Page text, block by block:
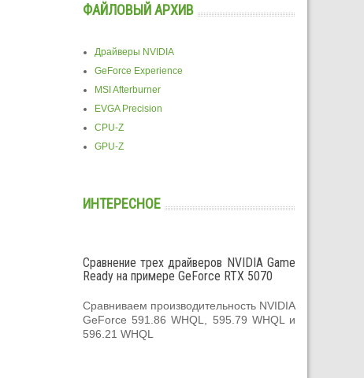
ФАЙЛОВЫЙ АРХИВ
Драйверы NVIDIA
GeForce Experience
MSI Afterburner
EVGA Precision
CPU-Z
GPU-Z
ИНТЕРЕСНОЕ
Сравнение трех драйверов NVIDIA Game
Ready на примере GeForce RTX 5070
Сравниваем производительность NVIDIA
GeForce 591.86 WHQL, 595.79 WHQL и
596.21 WHQL